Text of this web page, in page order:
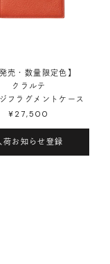
発売・数量限定色】
クラルテ
フラグメントケース
¥27,500
荷お知らせ登録